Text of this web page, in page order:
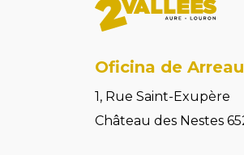
Oficina de Arreau
1, Rue Saint-Exupère
Château des Nestes